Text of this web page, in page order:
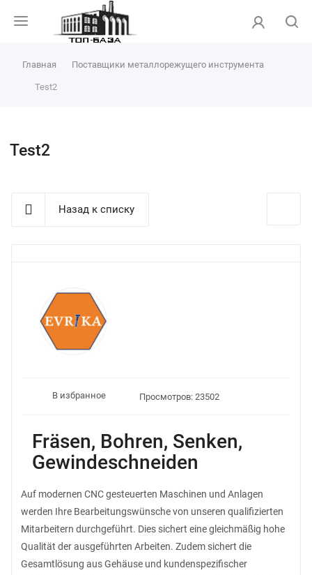
Главная Поставщики металлорежущего инструмента
Test2
Test2
Назад к списку
В избранное Просмотров: 23502
Fräsen, Bohren, Senken,
Gewindeschneiden
Auf modernen CNC gesteuerten Maschinen und Anlagen
werden Ihre Bearbeitungswünsche von unseren qualifizierten
Mitarbeitern durchgeführt. Dies sichert eine gleichmäßig hohe
Qualität der ausgeführten Arbeiten. Zudem sichert die
Gesamtlösung aus Gehäuse und kundenspezifischer